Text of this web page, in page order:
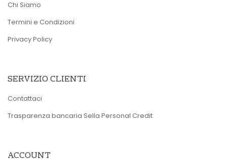
Chi Siamo
Termini e Condizioni
Privacy Policy
SERVIZIO CLIENTI
Contattaci
Trasparenza bancaria Sella Personal Credit
ACCOUNT